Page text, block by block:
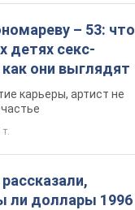
– 53: что
детях секс-
они выглядят
карьеры, артист не
т.
ли доллары 1996